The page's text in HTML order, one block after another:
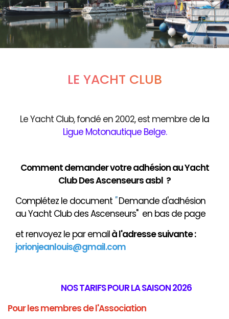
LE YACHT CLUB
Le Yacht Club, fondé en 2002, est membre de la
Ligue Motonautique Belge.
Comment demander votre adhésion au Yacht
Club Des Ascenseurs asbl ?
Complétez le document "Demande d'adhésion
au Yacht Club des Ascenseurs" en bas de page
et renvoyez le par emailàl'adresse suivante :
jorionjeanlouis@gmail.com
NOS TARIFS POUR LA SAISON 2026
Pour les membres de l'Association